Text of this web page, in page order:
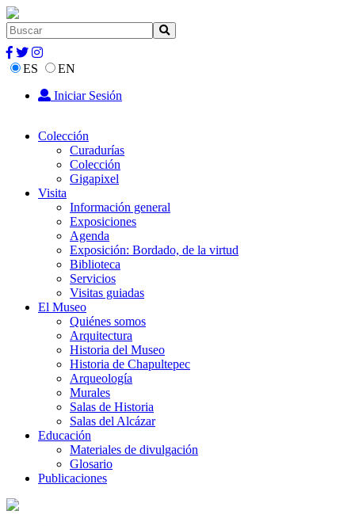
ES
EN
Iniciar Sesión
Colección
Curadurías
Colección
Gigapixel
Visita
Información general
Exposiciones
Agenda
Exposición: Bordado, de la virtud
Biblioteca
Servicios
Visitas guiadas
El Museo
Quiénes somos
Arquitectura
Historia del Museo
Historia de Chapultepec
Arqueología
Murales
Salas de Historia
Salas del Alcázar
Educación
Materiales de divulgación
Glosario
Publicaciones